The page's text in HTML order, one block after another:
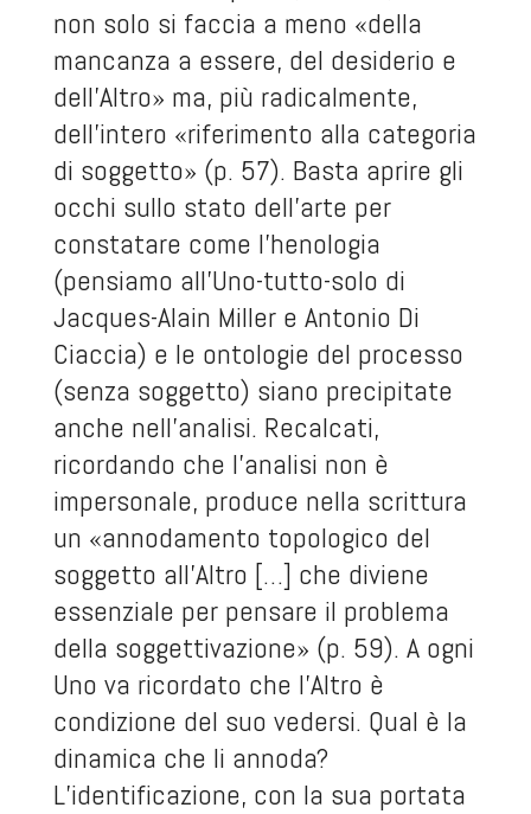
non solo si faccia a meno «della
mancanza a essere, del desiderio e
dell’Altro» ma, più radicalmente,
dell’intero «riferimento alla categoria
di soggetto» (p. 57). Basta aprire gli
occhi sullo stato dell’arte per
constatare come l’henologia
(pensiamo all’Uno-tutto-solo di
Jacques-Alain Miller e Antonio Di
Ciaccia) e le ontologie del processo
(senza soggetto) siano precipitate
anche nell’analisi. Recalcati,
ricordando che l’analisi non è
impersonale, produce nella scrittura
un «annodamento topologico del
soggetto all’Altro […] che diviene
essenziale per pensare il problema
della soggettivazione» (p. 59). A ogni
Uno va ricordato che l’Altro è
condizione del suo vedersi. Qual è la
dinamica che li annoda?
L’identificazione, con la sua portata